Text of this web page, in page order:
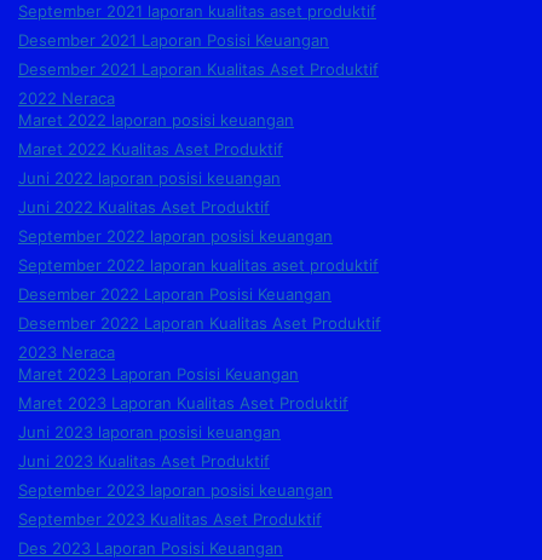
September 2021 laporan kualitas aset produktif
Desember 2021 Laporan Posisi Keuangan
Desember 2021 Laporan Kualitas Aset Produktif
2022 Neraca
Maret 2022 laporan posisi keuangan
Maret 2022 Kualitas Aset Produktif
Juni 2022 laporan posisi keuangan
Juni 2022 Kualitas Aset Produktif
September 2022 laporan posisi keuangan
September 2022 laporan kualitas aset produktif
Desember 2022 Laporan Posisi Keuangan
Desember 2022 Laporan Kualitas Aset Produktif
2023 Neraca
Maret 2023 Laporan Posisi Keuangan
Maret 2023 Laporan Kualitas Aset Produktif
Juni 2023 laporan posisi keuangan
Juni 2023 Kualitas Aset Produktif
September 2023 laporan posisi keuangan
September 2023 Kualitas Aset Produktif
Des 2023 Laporan Posisi Keuangan